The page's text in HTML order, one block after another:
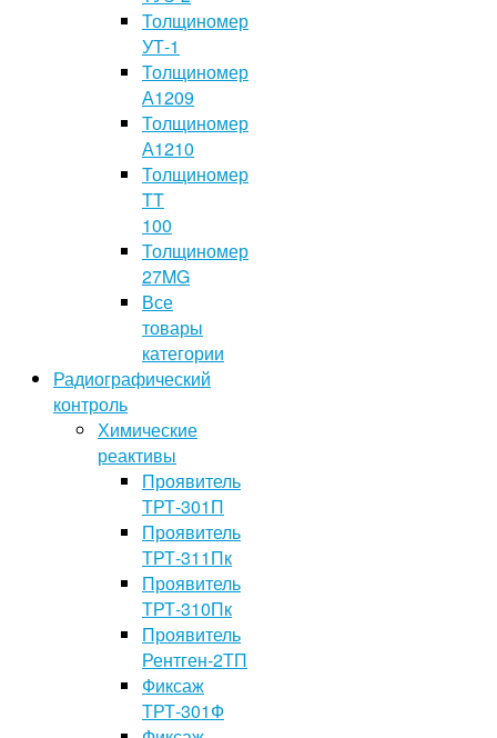
Толщиномер
УТ-1
Толщиномер
А1209
Толщиномер
А1210
Толщиномер
TT
100
Толщиномер
27MG
Все
товары
категории
Радиографический
контроль
Химические
реактивы
Проявитель
ТРТ-301П
Проявитель
ТРТ-311Пк
Проявитель
ТРТ-310Пк
Проявитель
Рентген-2ТП
Фиксаж
ТРТ-301Ф